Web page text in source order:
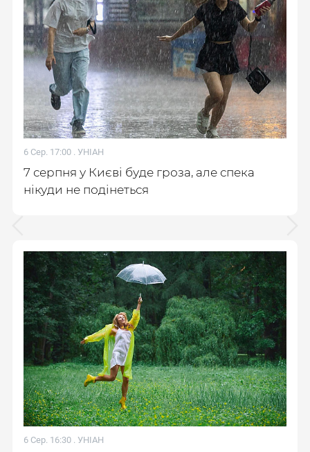
6 Сер. 17:00 . УНІАН
7 серпня у Києві буде гроза, але спека
нікуди не подінеться
6 Сер. 16:30 . УНІАН